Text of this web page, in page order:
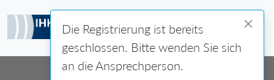
Die Registrierung ist bereits
geschlossen. Bitte wenden Sie sich
an die Ansprechperson.